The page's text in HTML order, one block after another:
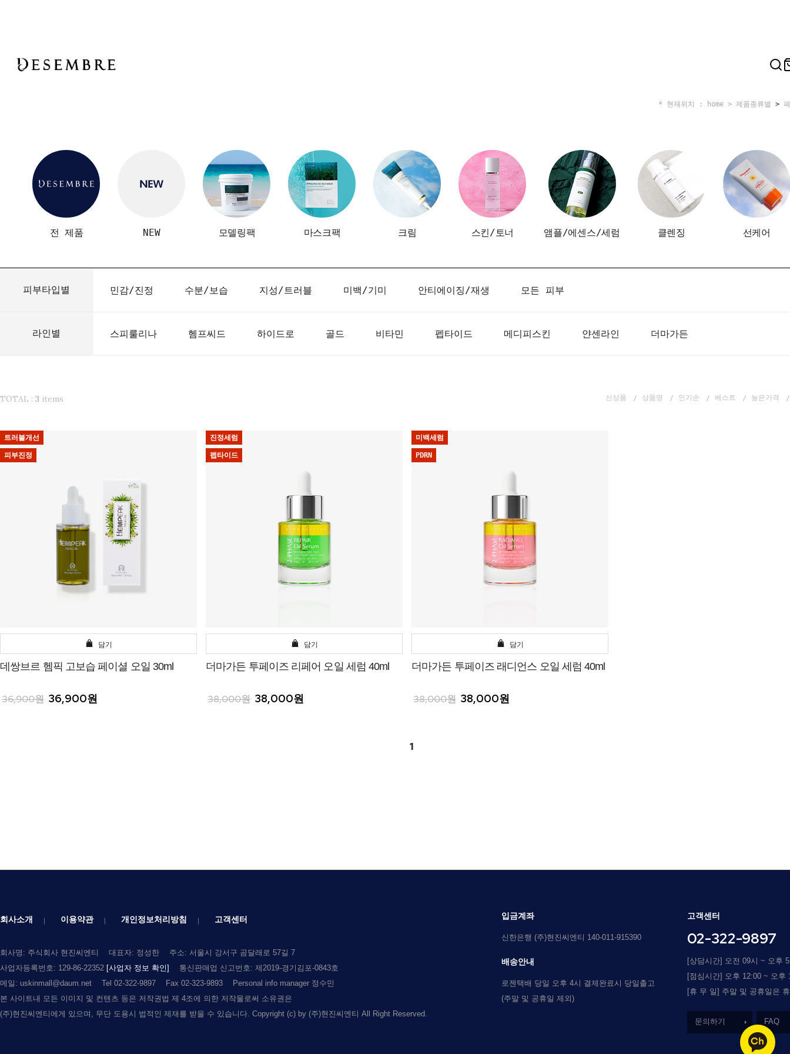
* 현재위치 : home > 제품종류별 >
전 제품 NEW 모델링팩 마스크팩 크림 스킨/토너 앰플/에센스/세럼 클렌징 선케어
피부타입별 민감/진정 수분/보습 지성/트러블 미백/기미 안티에이징/재생 모든 피부
라인별 스피룰리나 헴프씨드 하이드로 골드 비타민 펩타이드 메디피스킨 얀센라인 더마가든
TOTAL : 3 items 신상품 상품명 인기순 베스트 높은가격
트러블개선
피부진정
담기
데쌍브르 헴픽 고보습 페이셜 오일 30ml
36,900원 36,900원
진정세럼
펩타이드
담기
더마가든 투페이즈 리페어 오일 세럼 40ml
38,000원 38,000원
미백세럼
PDRN
담기
더마가든 투페이즈 래디언스 오일 세럼 40ml
38,000원 38,000원
1
회사소개 이용약관 개인정보처리방침 고객센터
회사명: 주식회사 현진씨엔티 대표자: 정성한
주소: 서울시 강서구 곰달래로 57길 7
사업자등록번호: 129-86-22352 [사업자 정보 확인]
통신판매업 신고번호: 제2019-경기김포-0843호
메일: uskinmall@daum.net
Tel 02-322-9897 Fax 02-323-9893
Personal info manager 정수민
본 사이트내 모든 이미지 및 컨텐츠 등은 저작권법 제 4조에 의한 저작물로써 소유권은
(주)현진씨엔티에게 있으며, 무단 도용시 법적인 제재를 받을 수 있습니다. Copyright (c) by (주)현진씨엔티 All Right Reserved.
입금계좌
신한은행 (주)현진씨엔티 140-011-915390
배송안내
로젠택배 당일 오후 4시 결제완료시 당일출고
(주말 및 공휴일 제외)
고객센터
02-322-9897
[상담시간] 오전 09시 ~ 오후
[점심시간] 오후 12:00 ~ 오후
[휴 무 일] 주말 및 공휴일은
문의하기 FAQ